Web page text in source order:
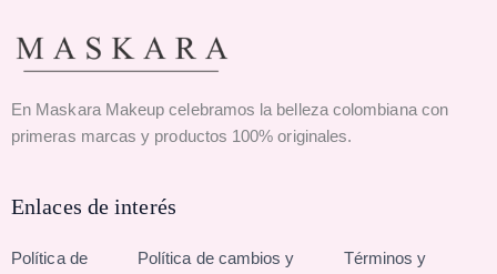
En Maskara Makeup celebramos la belleza colombiana con
primeras marcas y productos 100% originales.
Enlaces de interés
Política de
Política de cambios y
Términos y